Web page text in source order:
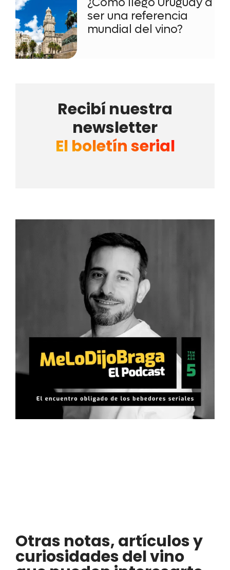
ser una referencia
mundial del vino?
Recibí nuestra
newsletter
El boletín serial
Otras notas, artículos y
curiosidades del vino